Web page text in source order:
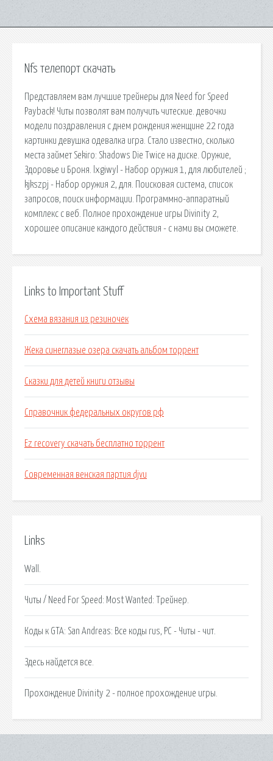
Nfs телепорт скачать
Представляем вам лучшие трейнеры для Need for Speed
Payback! Читы позволят вам получить читеские. девочки
модели поздравления с днем рождения женщине 22 года
картинки девушка одевалка игра. Стало известно, сколько
места займет Sekiro: Shadows Die Twice на диске. Оружие,
Здоровье и Броня. lxgiwyl - Набор оружия 1, для любителей ;
kjkszpj - Набор оружия 2, для. Поисковая сиcтема, список
запросов, поиск информации. Программно-аппаратный
комплекс с веб. Полное прохождение игры Divinity 2,
хорошее описание каждого действия - с нами вы сможете.
Links to Important Stuff
Схема вязания из резиночек
Жека синеглазые озера скачать альбом торрент
Сказки для детей книги отзывы
Справочник федеральных округов рф
Ez recovery скачать бесплатно торрент
Современная венская партия djvu
Links
Wall.
Читы / Need For Speed: Most Wanted: Трейнер.
Коды к GTA: San Andreas: Все коды rus, PC - Читы - чит.
Здесь найдется все.
Прохождение Divinity 2 - полное прохождение игры.